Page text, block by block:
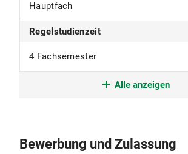
Hauptfach
Regelstudienzeit
4 Fachsemester
Studienbeginn
Alle anzeigen
Bewerbung und Zulassung